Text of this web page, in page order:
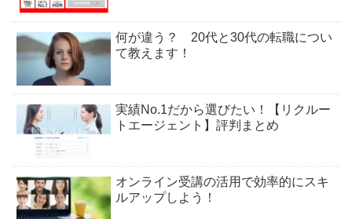
何が違う？ 20代と30代の転職につい
て教えます！
実績No.1だから選びたい！【リクルー
トエージェント】評判まとめ
オンライン受講の活用で効率的にスキ
ルアップしよう！